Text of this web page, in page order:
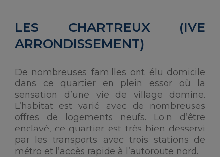
LES CHARTREUX (IVE
ARRONDISSEMENT)
De nombreuses familles ont élu domicile
dans ce quartier en plein essor où la
sensation d’une vie de village domine.
L’habitat est varié avec de nombreuses
offres de logements neufs. Loin d’être
enclavé, ce quartier est très bien desservi
par les transports avec trois stations de
métro et l’accès rapide à l’autoroute nord.